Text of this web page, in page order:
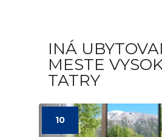
INÁ
MESTE
TATRY
10